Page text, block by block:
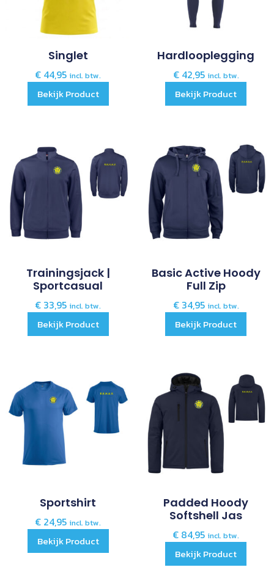
Singlet
€ 44,95 incl. btw.
Bekijk Product
Hardlooplegging
€42,95 incl. btw.
Bekijk Product
Trainingsjack |
Sportcasual
€ 33,95 incl. btw.
Bekijk Product
Basic Active Hoody
Full Zip
€34,95 incl. btw.
Bekijk Product
Sportshirt
€ 24,95 incl. btw.
Bekijk Product
Padded Hoody
Softshell Jas
€ 84,95 incl. btw.
Bekijk Product